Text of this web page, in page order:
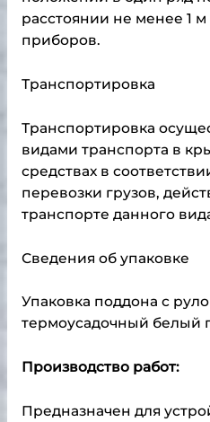
расстоянии не менее 1
приборов.
Транспортировка
Транспортировка
видами транспорта в
средствах в
перевозки грузов,
транспорте данного
Сведения об упаковке
Упаковка поддона с
термоусадочный белый
Производство работ:
Предназначен для